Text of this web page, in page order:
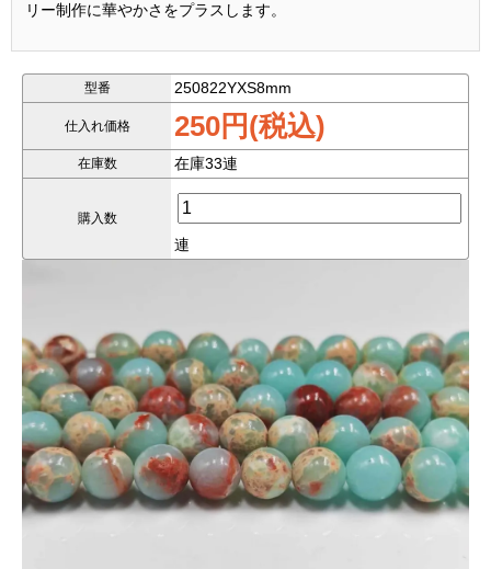
リー制作に華やかさをプラスします。
合成樹脂成形品」であることが確認されています。天然石では
ありませんが、人工石ならではの鮮やかな発色と美しい模様を
お楽しみいただけます。
・表面に凹みがあるビーズを含む場合がございます。
・天然石由来の粉末を使用しているため、模様や色合いに個体
差があります。
型番 250822YXS8mm
仕入れ価格 250円(税込)
在庫数 在庫33連
購入数
連